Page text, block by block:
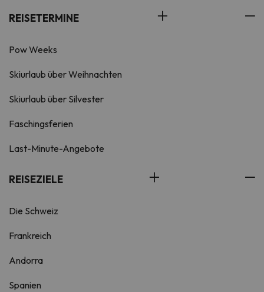
REISETERMINE
Pow Weeks
Skiurlaub über Weihnachten
Skiurlaub über Silvester
Faschingsferien
Last-Minute-Angebote
REISEZIELE
Die Schweiz
Frankreich
Andorra
Spanien